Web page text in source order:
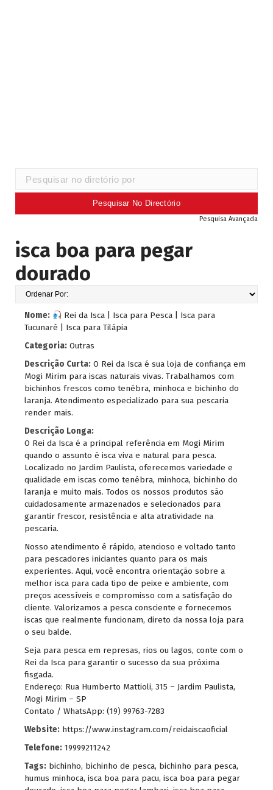
Pesquisa Avançada
isca boa para pegar
dourado
Nome:
Rei da Isca | Isca para Pesca | Isca para
Tucunaré | Isca para Tilápia
Categoria: Outras
Descrição Curta: O Rei da Isca é sua loja de confiança em
Mogi Mirim para iscas naturais vivas. Trabalhamos com
bichinhos frescos como tenébra, minhoca e bichinho do
laranja. Atendimento especializado para sua pescaria
render mais.
Descrição Longa:
O Rei da Isca é a principal referência em Mogi Mirim
quando o assunto é isca viva e natural para pesca.
Localizado no Jardim Paulista, oferecemos variedade e
qualidade em iscas como tenébra, minhoca, bichinho do
laranja e muito mais. Todos os nossos produtos são
cuidadosamente armazenados e selecionados para
garantir frescor, resistência e alta atratividade na
pescaria.
Nosso atendimento é rápido, atencioso e voltado tanto
para pescadores iniciantes quanto para os mais
experientes. Aqui, você encontra orientação sobre a
melhor isca para cada tipo de peixe e ambiente, com
preços acessíveis e compromisso com a satisfação do
cliente. Valorizamos a pesca consciente e fornecemos
iscas que realmente funcionam, direto da nossa loja para
o seu balde.
Seja para pesca em represas, rios ou lagos, conte com o
Rei da Isca para garantir o sucesso da sua próxima
fisgada.
Endereço: Rua Humberto Mattioli, 315 – Jardim Paulista,
Mogi Mirim – SP
Contato / WhatsApp: (19) 99763-7283
Website: https://www.instagram.com/reidaiscaoficial
Telefone: 19999211242
Tags: bichinho, bichinho de pesca, bichinho para pesca,
humus minhoca, isca boa para pacu, isca boa para pegar